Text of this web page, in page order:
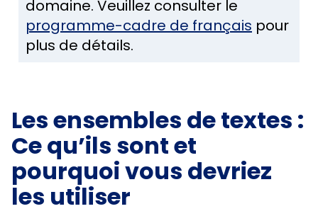
domaine. Veuillez consulter le
programme-cadre de français pour
plus de détails.
Les ensembles de textes :
Ce qu’ils sont et
pourquoi vous devriez
les utiliser